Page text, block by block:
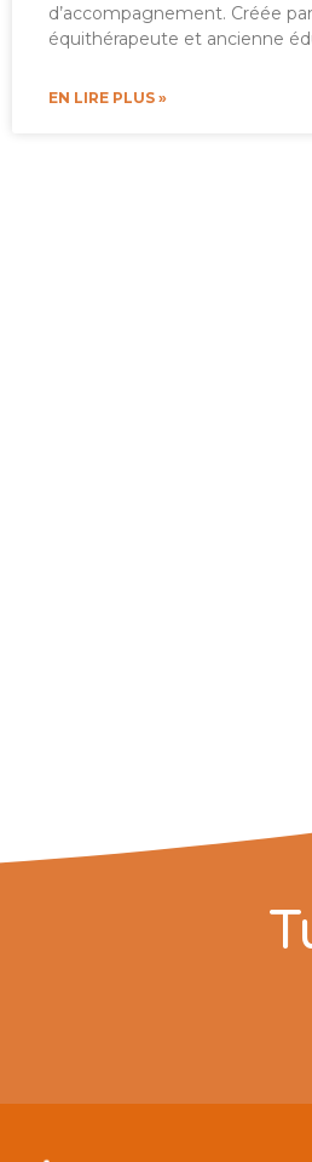
d’accompagnement. Créée
équithérapeute et ancienne
EN LIRE PLUS »